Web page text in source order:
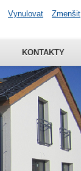
KONTAKTY
Vynulovat Zmenšit